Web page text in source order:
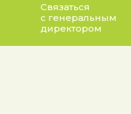
Связаться
с генеральным
директором